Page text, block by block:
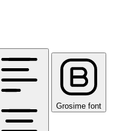
Grosime font